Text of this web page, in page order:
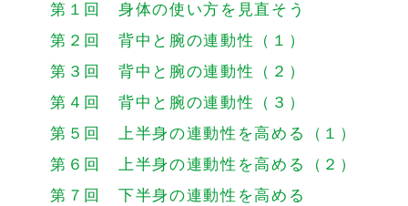
第１回 身体の使い方を見直そう
第２回 背中と腕の連動性（１）
第３回 背中と腕の連動性（２）
第４回 背中と腕の連動性（３）
第５回 上半身の連動性を高める（１）
第６回 上半身の連動性を高める（２）
第７回 下半身の連動性を高める